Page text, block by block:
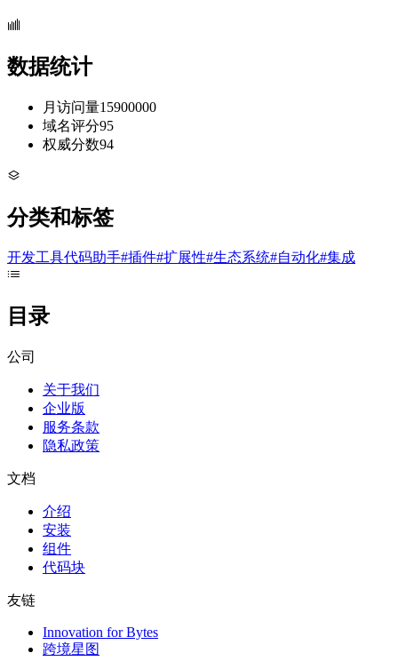
数据统计
月访问量15900000
域名评分95
权威分数94
分类和标签
开发工具代码助手#插件#扩展性#生态系统#自动化#集成
目录
公司
关于我们
企业版
服务条款
隐私政策
文档
介绍
安装
组件
代码块
友链
Innovation for Bytes
跨境星图